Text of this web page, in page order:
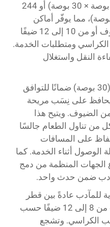
بقياس 183 سم × 76 سم (72 بوصة × 30 بوصة) أو 244
× 76 سم (96 بوصة × 30 بوصة)، مما يوفّر أماكن
جلوس تتسع من 8 إلى 10 ضيوف أو من 10 إلى 12 ضيفًا
ومتطلبات الخدمة.
النقل واستغلال
يُعد توحيد الارتفاع عند 76 سم (30 بوصة) ضمانًا للتوافق
على نِسَب مريحة
الضيوف. ويتيح هذا
من تناول الطعام جالسًا
على المسافات
الوصول أثناء الخدمة. كما
الجهات المنظمة من دمج
ضمن حدث واحد.
للمآدب عادةً بين قطر
150 سم و180 سم، وتستوعب من 8 إلى 12 ضيفًا حسب
الكراسي. وتشجع